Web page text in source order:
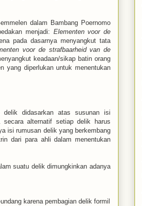
dalam Bambang Poernomo
menjadi: Elementen voor de
pada dasarnya menyangkut tata
voor de strafbaarheid van de
keadaan/sikap batin orang
yang diperlukan untuk menentukan
delik didasarkan atas susunan isi
secara alternatif setiap delik harus
isi rumusan delik yang berkembang
dari para ahli dalam menentukan
suatu delik dimungkinkan adanya
karena pembagian delik formil